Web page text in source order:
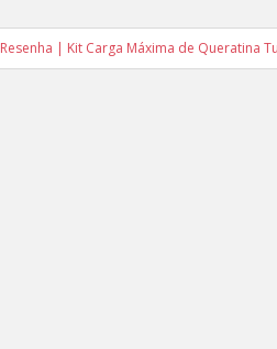
Resenha | Kit Carga Máxima de Queratina